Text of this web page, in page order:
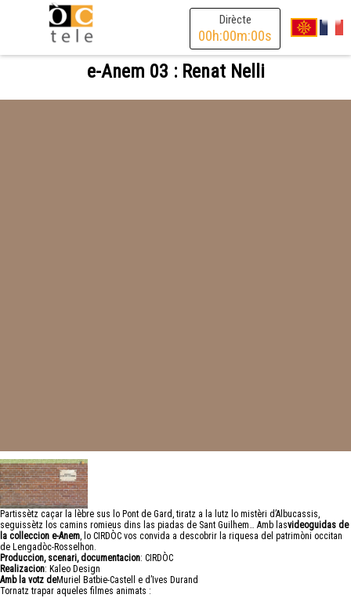
Dirècte
00h:00m:00s
e-Anem 03 : Renat Nelli
Partissètz caçar la lèbre sus lo Pont de Gard, tiratz a la lutz lo mistèri d’Albucassis,
seguissètz los camins romieus dins las piadas de Sant Guilhem… Amb lasvideoguidas de
la colleccion e-Anem, lo CIRDÒC vos convida a descobrir la riquesa del patrimòni occitan
de Lengadòc-Rosselhon.
Produccion, scenari, documentacion: CIRDÒC
Realizacion: Kaleo Design
Amb la votz deMuriel Batbie-Castell e d’Ives Durand
Tornatz trapar aqueles filmes animats :